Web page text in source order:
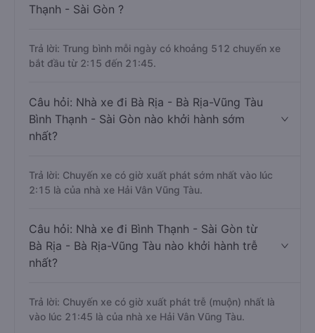
Thạnh - Sài Gòn ?
Trả lời: Trung bình mỗi ngày có khoảng 512 chuyến xe
bắt đầu từ 2:15 đến 21:45.
Câu hỏi: Nhà xe đi Bà Rịa - Bà Rịa-Vũng Tàu
Bình Thạnh - Sài Gòn nào khởi hành sớm
nhất?
Trả lời: Chuyến xe có giờ xuất phát sớm nhất vào lúc
2:15 là của nhà xe Hải Vân Vũng Tàu.
Câu hỏi: Nhà xe đi Bình Thạnh - Sài Gòn từ
Bà Rịa - Bà Rịa-Vũng Tàu nào khởi hành trễ
nhất?
Trả lời: Chuyến xe có giờ xuất phát trễ (muộn) nhất là
vào lúc 21:45 là của nhà xe Hải Vân Vũng Tàu.